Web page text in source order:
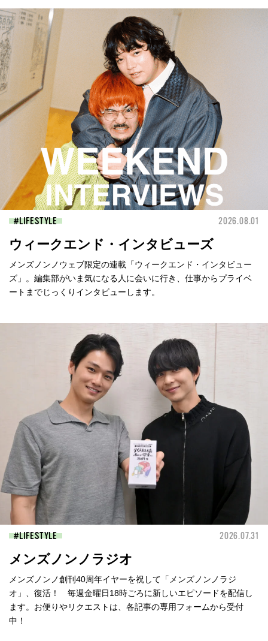
LIFESTYLE 2026.08.01
ウィークエンド・インタビューズ
メンズノンノウェブ限定の連載「ウィークエンド・インタビュー
ズ」。編集部がいま気になる人に会いに行き、仕事からプライベ
ートまでじっくりインタビューします。
LIFESTYLE 2026.07.31
メンズノンノラジオ
メンズノンノ創刊40周年イヤーを祝して「メンズノンノラジ
オ」、復活！ 毎週金曜日18時ごろに新しいエピソードを配信し
ます。お便りやリクエストは、各記事の専用フォームから受付
中！